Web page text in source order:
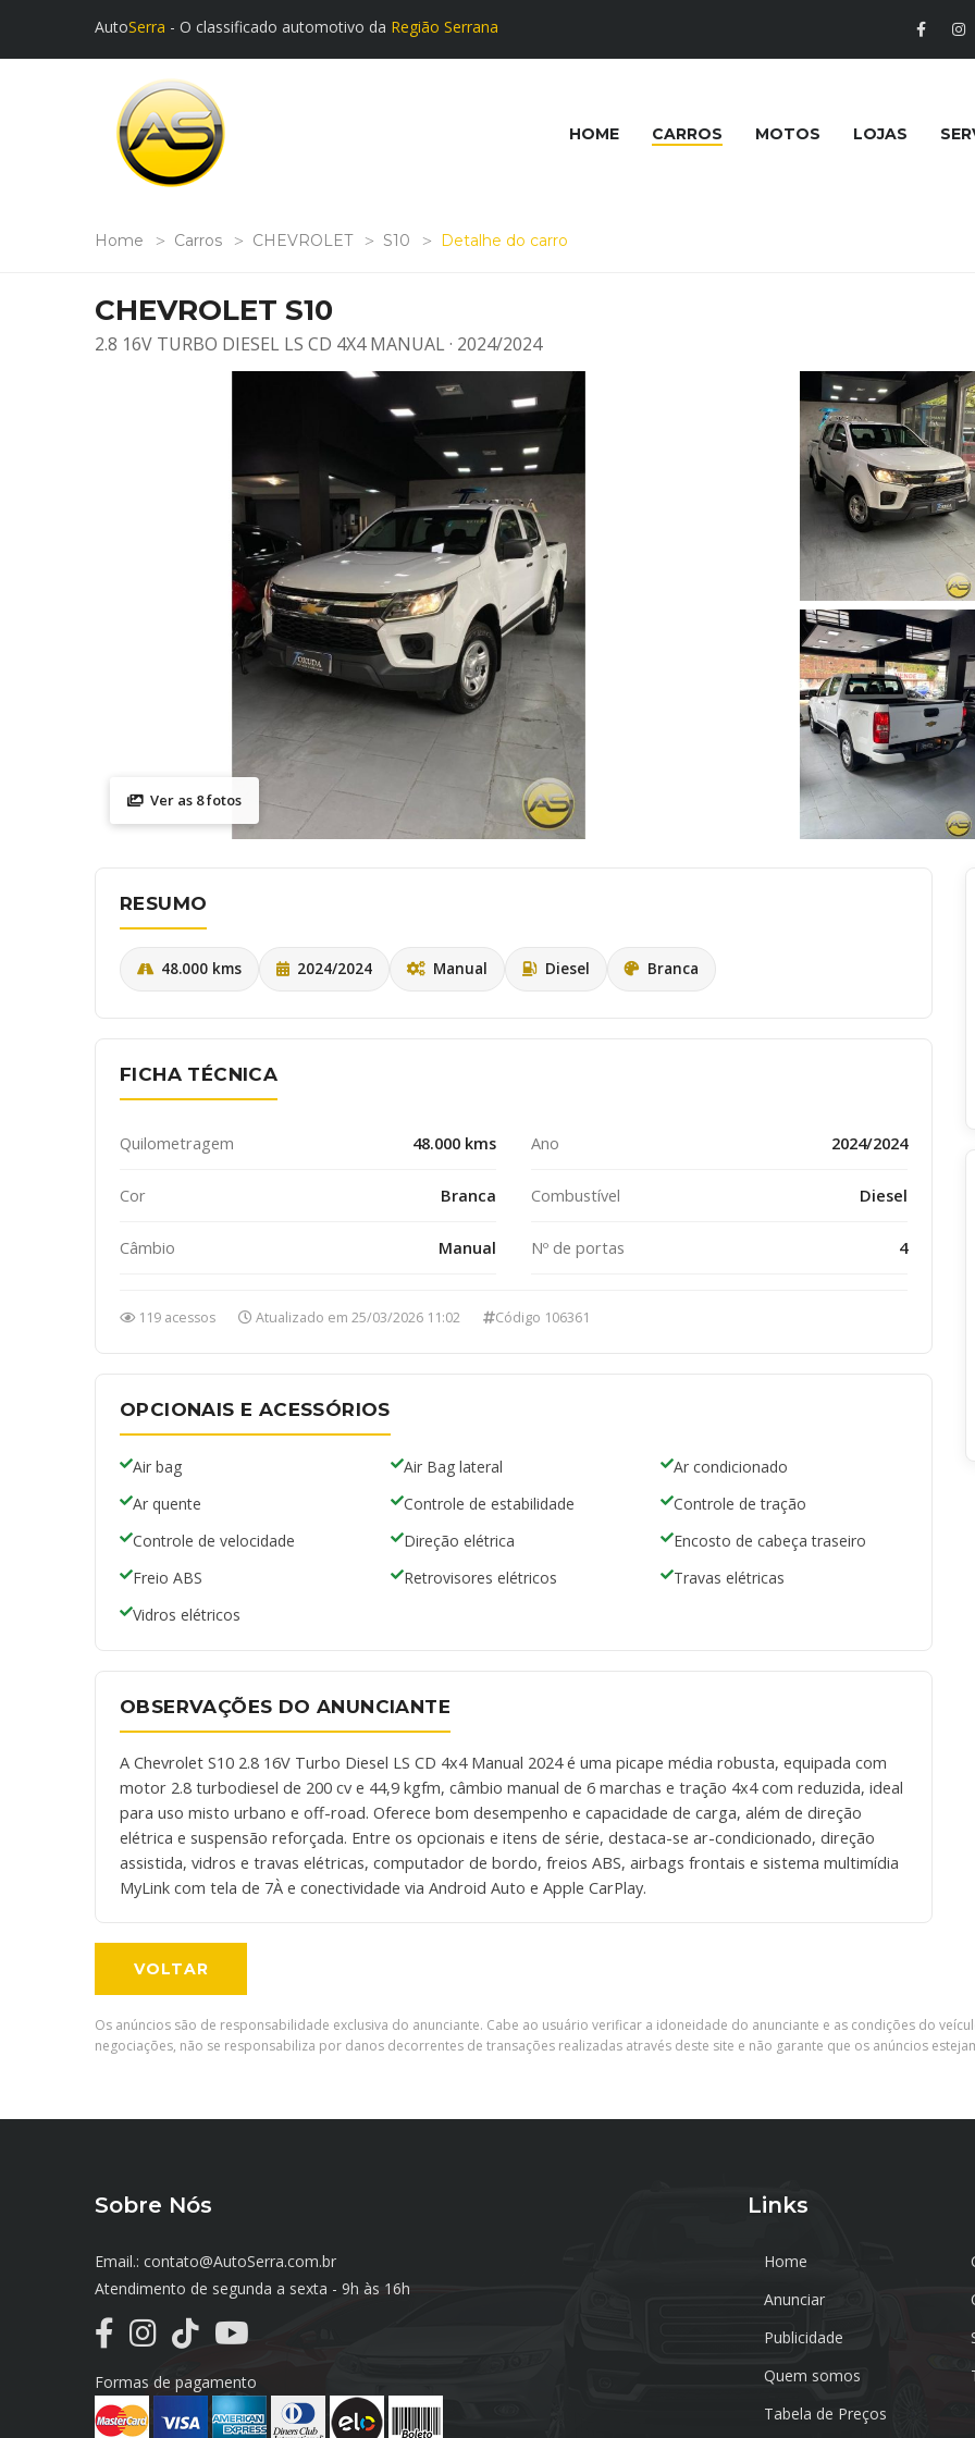
AutoSerra - O classificado automotivo da Região Serrana
HOME CARROS MOTOS LOJAS
Home Carros CHEVROLET S10 Detalhe do carro
CHEVROLET S10
2.8 16V TURBO DIESEL LS CD 4X4 MANUAL · 2024/2024
Ver as 8 fotos
RESUMO
48.000 kms 2024/2024 Manual Diesel Branca
FICHA TÉCNICA
Quilometragem 48.000 kms Ano 2024/2024
Cor Branca Combustível Diesel
Câmbio Manual Nº de portas 4
119 acessos Atualizado em 25/03/2026 11:02 Código 106361
OPCIONAIS E ACESSÓRIOS
Air bag Air Bag lateral
Ar condicionado
Ar quente
Controle de estabilidade
Controle de tração
Controle de velocidade
Direção elétrica
Encosto de cabeça traseiro
Freio ABS
Retrovisores elétricos
Travas elétricas
Vidros elétricos
OBSERVAÇÕES DO ANUNCIANTE
A Chevrolet S10 2.8 16V Turbo Diesel LS CD 4x4 Manual 2024 é uma picape média robusta, equipada com
motor 2.8 turbodiesel de 200 cv e 44,9 kgfm, câmbio manual de 6 marchas e tração 4x4 com reduzida, ideal
para uso misto urbano e off-road. Oferece bom desempenho e capacidade de carga, além de direção
elétrica e suspensão reforçada. Entre os opcionais e itens de série, destaca-se ar-condicionado, direção
assistida, vidros e travas elétricas, computador de bordo, freios ABS, airbags frontais e sistema multimídia
MyLink com tela de 7À e conectividade via Android Auto e Apple CarPlay.
VOLTAR
Os anúncios são de responsabilidade exclusiva do anunciante. Cabe ao usuário verificar a idoneidade do anunciante e as condições do
negociações, não se responsabiliza por danos decorrentes de transações realizadas através deste site e não garante que os anúncios
Sobre Nós
Email.: contato@AutoSerra.com.br
Atendimento de segunda a sexta - 9h às 16h
Formas de pagamento
Links
Home
Anunciar
Publicidade
Quem somos
Tabela de Preços